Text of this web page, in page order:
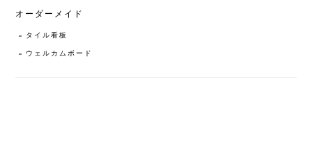
オーダーメイド
タイル看板
ウェルカムボード